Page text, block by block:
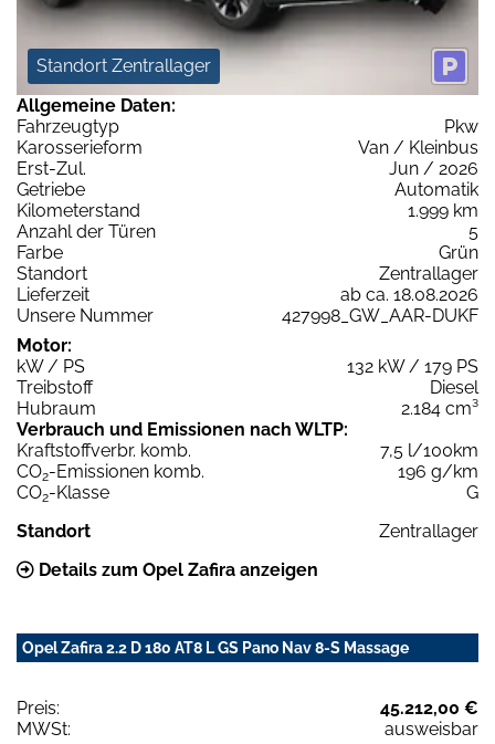
Standort Zentrallager
Allgemeine Daten:
Fahrzeugtyp
Pkw
Karosserieform
Van / Kleinbus
Erst-Zul.
Jun / 2026
Getriebe
Automatik
Kilometerstand
1.999 km
Anzahl der Türen
5
Farbe
Grün
Standort
Zentrallager
Lieferzeit
ab ca. 18.08.2026
Unsere Nummer
427998_GW_AAR-DUKF
Motor:
kW / PS
132 kW / 179 PS
Treibstoff
Diesel
Hubraum
2.184 cm³
Verbrauch und Emissionen nach WLTP:
Kraftstoffverbr. komb.
7,5 l/100km
CO2-Emissionen komb.
196 g/km
CO2-Klasse
G
Standort
Zentrallager
Details zum Opel Zafira anzeigen
Opel Zafira 2.2 D 180 AT8 L GS Pano Nav 8-S Massage
Preis:
45.212,00 €
MWSt:
ausweisbar